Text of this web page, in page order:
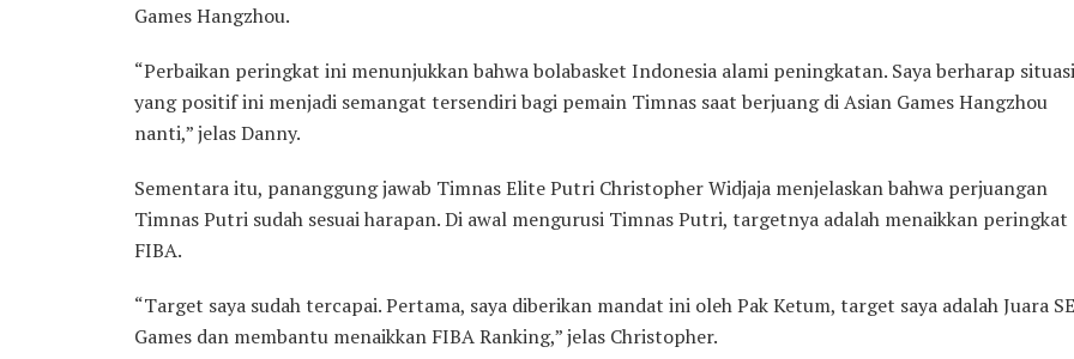
Games Hangzhou.
“Perbaikan peringkat ini menunjukkan bahwa bolabasket Indonesia alami peningkatan. Saya berharap situasi
yang positif ini menjadi semangat tersendiri bagi pemain Timnas saat berjuang di Asian Games Hangzhou
nanti,” jelas Danny.
Sementara itu, pananggung jawab Timnas Elite Putri Christopher Widjaja menjelaskan bahwa perjuangan
Timnas Putri sudah sesuai harapan. Di awal mengurusi Timnas Putri, targetnya adalah menaikkan peringkat
FIBA.
“Target saya sudah tercapai. Pertama, saya diberikan mandat ini oleh Pak Ketum, target saya adalah Juara
Games dan membantu menaikkan FIBA Ranking,” jelas Christopher.